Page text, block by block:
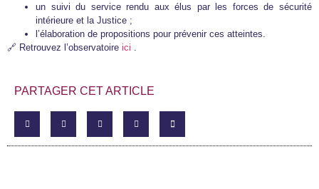
un suivi du service rendu aux élus par les forces de sécurité
intérieure et la Justice ;
l’élaboration de propositions pour prévenir ces atteintes.
🔗 Retrouvez l’observatoire ici
PARTAGER CET ARTICLE